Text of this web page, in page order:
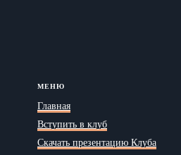
МЕНЮ
Главная
Вступить в клуб
Скачать презентацию Клуба